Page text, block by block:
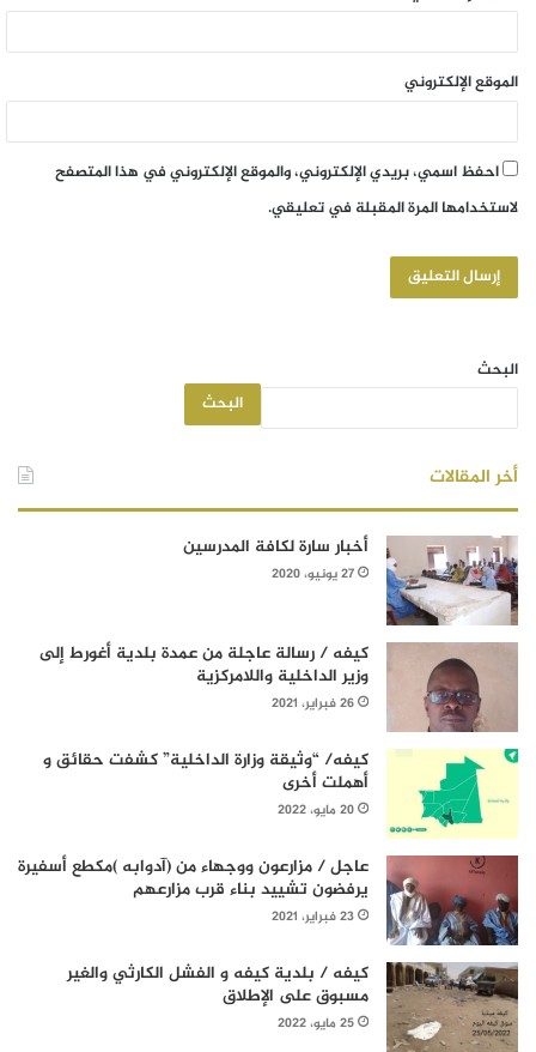
الموقع الإلكتروني
احفظ اسمي، بريدي الإلكتروني، والموقع الإلكتروني في هذا المتصفح
لاستخدامها المرة المقبلة في تعليقي.
البحث
البحث
أخر المقالات
أخبار سارة لكافة المدرسين
27 يونيو، 2020
كيفه / رسالة عاجلة من عمدة بلدية أغورط إلى
وزير الداخلية واللامركزية
26 فبراير، 2021
كيفه/ “وثيقة وزارة الداخلية” كشفت حقائق و
أهملت أخرى
20 مايو، 2022
عاجل / مزارعون ووجهاء من (آدوابه )مكطع أسفيرة
يرفضون تشييد بناء قرب مزارعهم
23 فبراير، 2021
كيفه / بلدية كيفه و الفشل الكارثي والغير
مسبوق على الإطلاق
25 مايو، 2022